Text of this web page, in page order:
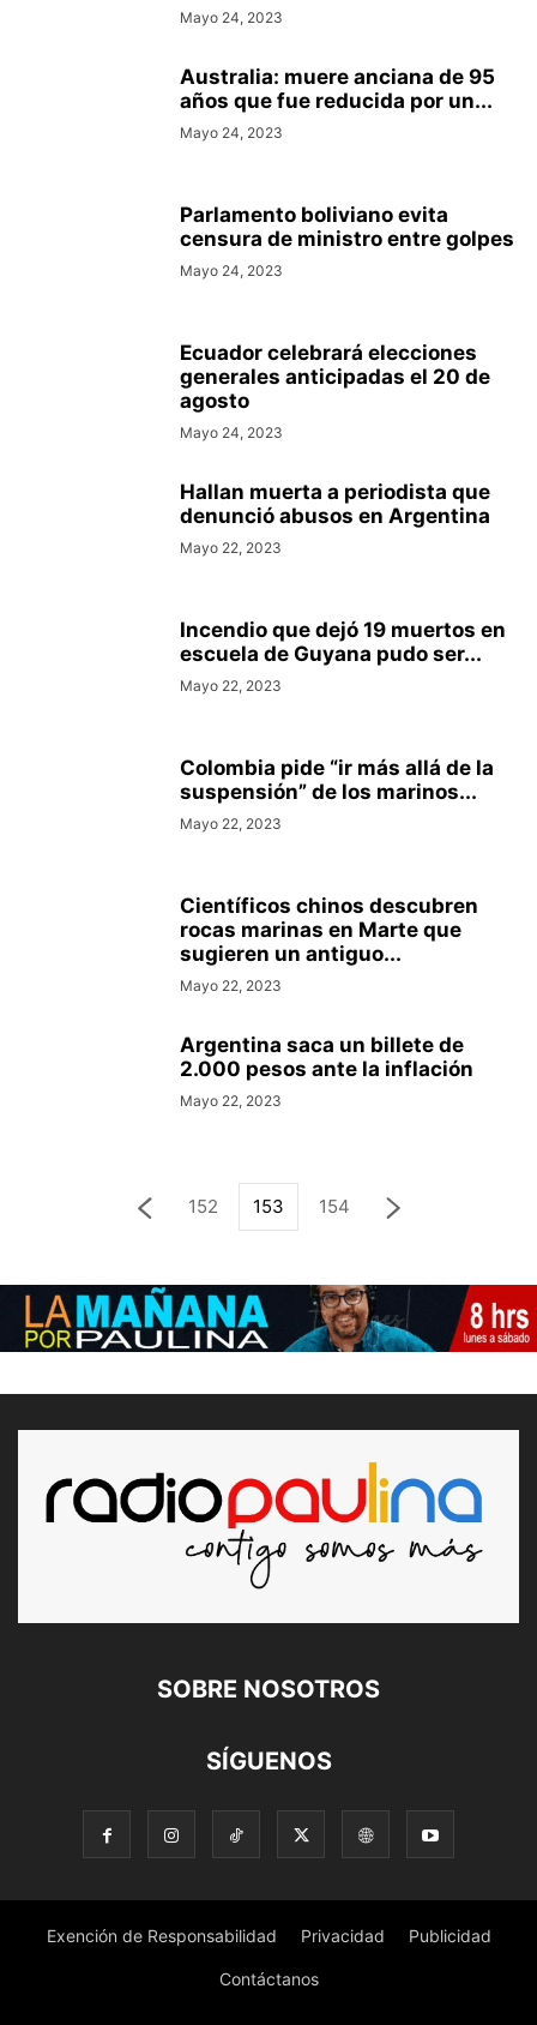
Mayo 24, 2023
Australia: muere anciana de 95
años que fue reducida por un...
Mayo 24, 2023
Parlamento boliviano evita
censura de ministro entre golpes
Mayo 24, 2023
Ecuador celebrará elecciones
generales anticipadas el 20 de
agosto
Mayo 24, 2023
Hallan muerta a periodista que
denunció abusos en Argentina
Mayo 22, 2023
Incendio que dejó 19 muertos en
escuela de Guyana pudo ser...
Mayo 22, 2023
Colombia pide “ir más allá de la
suspensión” de los marinos...
Mayo 22, 2023
Científicos chinos descubren
rocas marinas en Marte que
sugieren un antiguo...
Mayo 22, 2023
Argentina saca un billete de
2.000 pesos ante la inflación
Mayo 22, 2023
152 153 154
SOBRE NOSOTROS
SÍGUENOS
Exención de Responsabilidad Privacidad Publicidad
Contáctanos